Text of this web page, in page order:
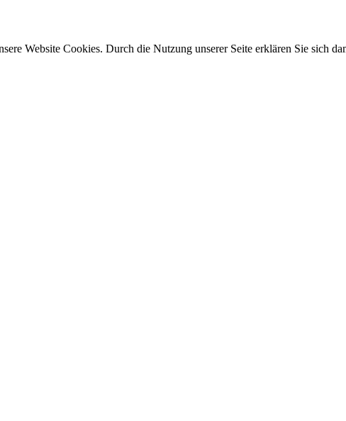
Website Cookies. Durch die Nutzung unserer Seite erklären Sie sich